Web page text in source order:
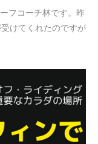
フコーチ林です。昨
けてくれたのですが